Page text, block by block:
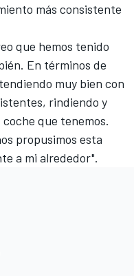
más consistente
que hemos tenido
En términos de
muy bien con
rindiendo y
que tenemos.
propusimos esta
a mi alrededor".